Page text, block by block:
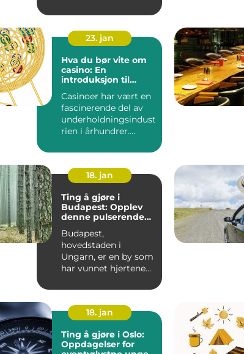
23. jan
Hva du bør vite om
casino: En
introduksjon til
Casinoer har vært en
fascinerende del av
underholdningsindust
rien i århundrer.
18. jan
Ting å gjøre i
Budapest: Opplev
denne pulserende
Budapest,
hovedstaden i
Ungarn, er en by som
har vunnet hjertene
verden. Med ...
18. jan
Ting å gjøre i Oslo:
Oppdagelser for